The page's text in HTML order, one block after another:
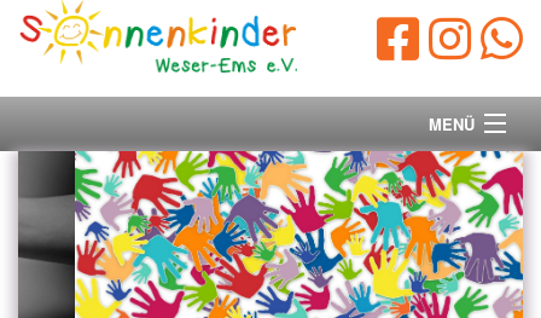
MENÜ
Startseite
Vorstand
Unsere Ziele